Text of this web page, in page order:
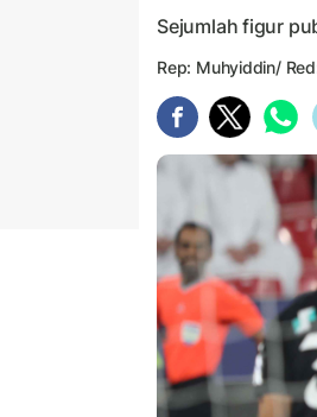
Sejumlah figur
Rep: Muhyiddin/